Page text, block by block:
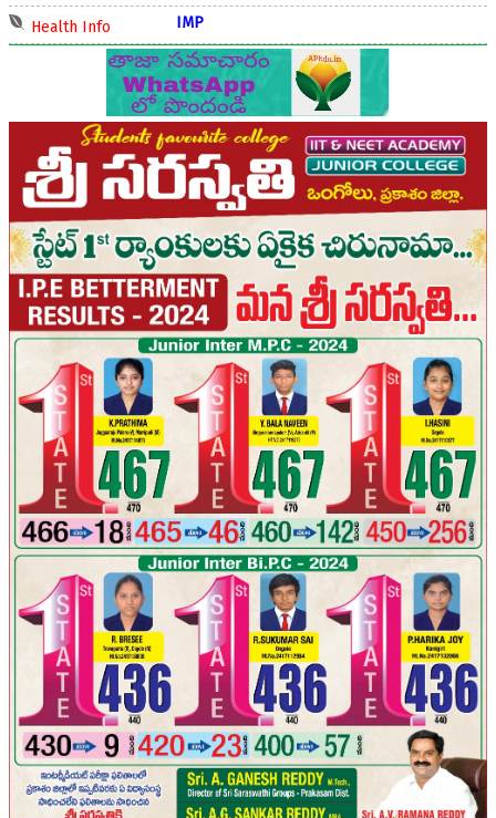
Health Info